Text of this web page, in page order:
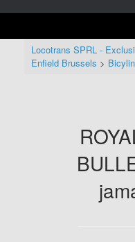
Locotrans SPRL -
Enfield Brussels >